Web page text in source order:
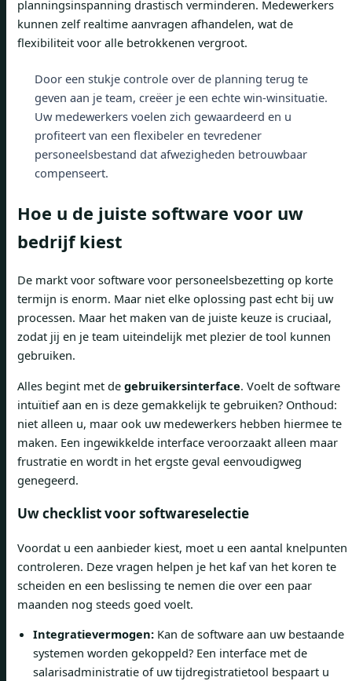
planningsinspanning drastisch verminderen. Medewerkers
kunnen zelf realtime aanvragen afhandelen, wat de
flexibiliteit voor alle betrokkenen vergroot.
Door een stukje controle over de planning terug te
geven aan je team, creëer je een echte win-winsituatie.
Uw medewerkers voelen zich gewaardeerd en u
profiteert van een flexibeler en tevredener
personeelsbestand dat afwezigheden betrouwbaar
compenseert.
Hoe u de juiste software voor uw
bedrijf kiest
De markt voor software voor personeelsbezetting op korte
termijn is enorm. Maar niet elke oplossing past echt bij uw
processen. Maar het maken van de juiste keuze is cruciaal,
zodat jij en je team uiteindelijk met plezier de tool kunnen
gebruiken.
Alles begint met de gebruikersinterface. Voelt de software
intuïtief aan en is deze gemakkelijk te gebruiken? Onthoud:
niet alleen u, maar ook uw medewerkers hebben hiermee te
maken. Een ingewikkelde interface veroorzaakt alleen maar
frustratie en wordt in het ergste geval eenvoudigweg
genegeerd.
Uw checklist voor softwareselectie
Voordat u een aanbieder kiest, moet u een aantal knelpunten
controleren. Deze vragen helpen je het kaf van het koren te
scheiden en een beslissing te nemen die over een paar
maanden nog steeds goed voelt.
Integratievermogen: Kan de software aan uw bestaande
systemen worden gekoppeld? Een interface met de
salarisadministratie of uw tijdregistratietool bespaart u